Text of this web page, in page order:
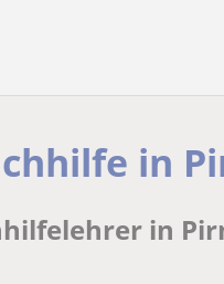
in
in